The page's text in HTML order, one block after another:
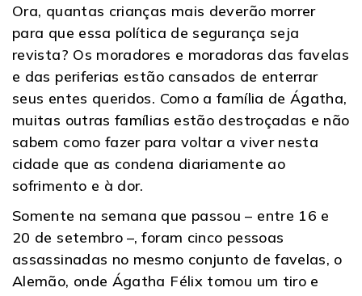
Ora, quantas crianças mais deverão morrer
para que essa política de segurança seja
revista? Os moradores e moradoras das favelas
e das periferias estão cansados de enterrar
seus entes queridos. Como a família de Ágatha,
muitas outras famílias estão destroçadas e não
sabem como fazer para voltar a viver nesta
cidade que as condena diariamente ao
sofrimento e à dor.
Somente na semana que passou – entre 16 e
20 de setembro –, foram cinco pessoas
assassinadas no mesmo conjunto de favelas, o
Alemão, onde Ágatha Félix tomou um tiro e